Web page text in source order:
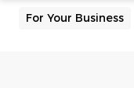
For Your Business